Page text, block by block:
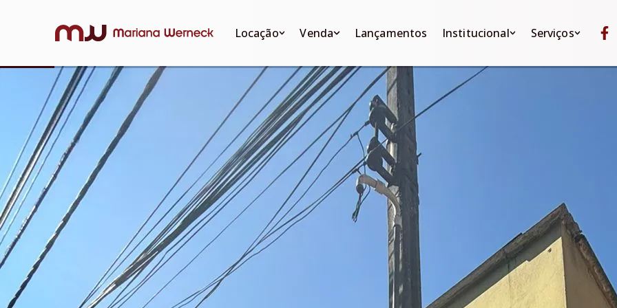
Locação
Apartamentos
Casas
Sobrados
Quitinete
Terrenos
Comerciais
Venda
Apartamentos
Casas
Sobrados
Quitinete
Terrenos
Comerciais
Lançamentos Institucional
Quem somos
Localização
Serviços
Anuncie seu
Sobrados
Quitinete
Terrenos
Comerciais
Casas
Sobrados
Quitinete
Terrenos
Comerciais
Rurais
Localização
Fale conosco